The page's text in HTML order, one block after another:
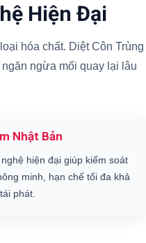
Hiện Đại
hóa chất. Diệt Côn Trùng
ngừa mối quay lại lâu
Nhật Bản
hiện đại giúp kiểm soát
minh, hạn chế tối đa khả
phát.